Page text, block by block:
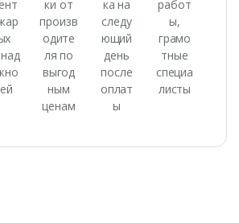
ки от
произв
одите
ля по
выгод
ным
ценам
ка на
следу
ющий
день
после
оплат
ы
работ
ы,
грамо
тные
специа
листы